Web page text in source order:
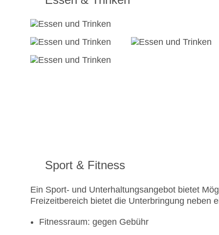
Sport & Fitness
Ein Sport- und Unterhaltungsangebot bietet
Freizeitbereich bietet die Unterbringung neben
Fitnessraum: gegen Gebühr